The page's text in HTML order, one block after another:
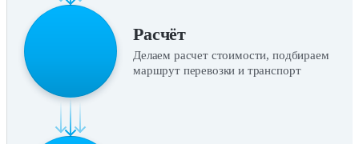
Расчёт
Делаем расчет стоимости, подбираем
маршрут перевозки и транспорт